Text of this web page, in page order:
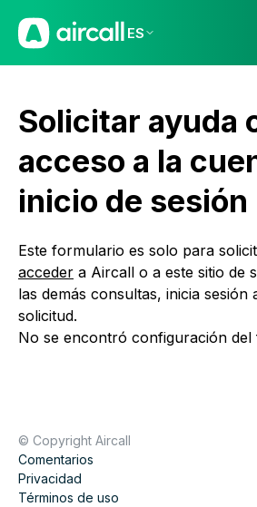
ES
Solicitar ayuda
acceso a la
inicio de sesión
Este formulario es solo para
acceder a Aircall o a este sitio de
las demás consultas, inicia sesión
solicitud.
No se encontró configuración
© Copyright Aircall
Comentarios
Privacidad
Términos de uso